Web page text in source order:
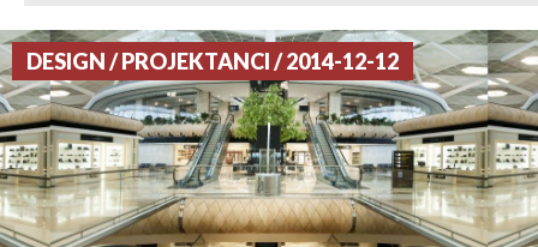
DESIGN / PROJEKTANCI / 2014-12-12